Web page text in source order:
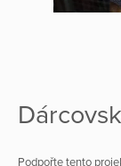
Podpořte tento